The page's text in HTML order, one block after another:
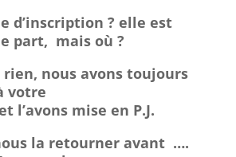
d’inscription ? elle est
part, mais où ?
rien, nous avons toujours
votre
l’avons mise en P.J.
la retourner avant ….